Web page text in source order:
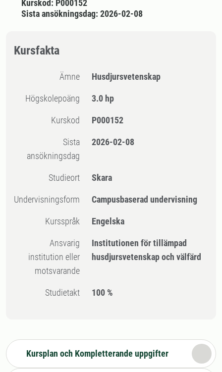
Kurskod: P000152
Sista ansökningsdag: 2026-02-08
Kursfakta
Ämne Husdjursvetenskap
högskolepoäng 3.0 hp
Kurskod P000152
Sista
ansökningsdag
2026-02-08
Studieort Skara
Undervisningsform Campusbaserad undervisning
Kursspråk Engelska
Ansvarig
institution eller
motsvarande
Institutionen för tillämpad
husdjursvetenskap och välfärd
Studietakt 100 %
Kursplan och Kompletterande uppgifter